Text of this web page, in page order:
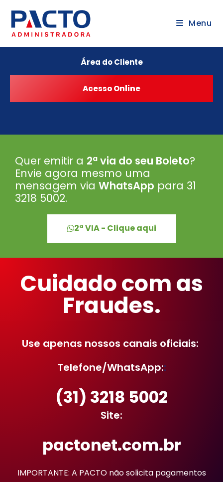
Menu
Área do Cliente
Quer emitir a 2ª via do seu Boleto?
Envie agora mesmo uma
mensagem via WhatsApp para 31
3218 5002.
2ª VIA - Clique aqui
Cuidado com as
Fraudes.
Use apenas nossos canais oficiais:
Telefone/WhatsApp::
(31) 3218 5002
Site:
pactonet.com.br
IMPORTANTE: A PACTO não solicita pagamentos